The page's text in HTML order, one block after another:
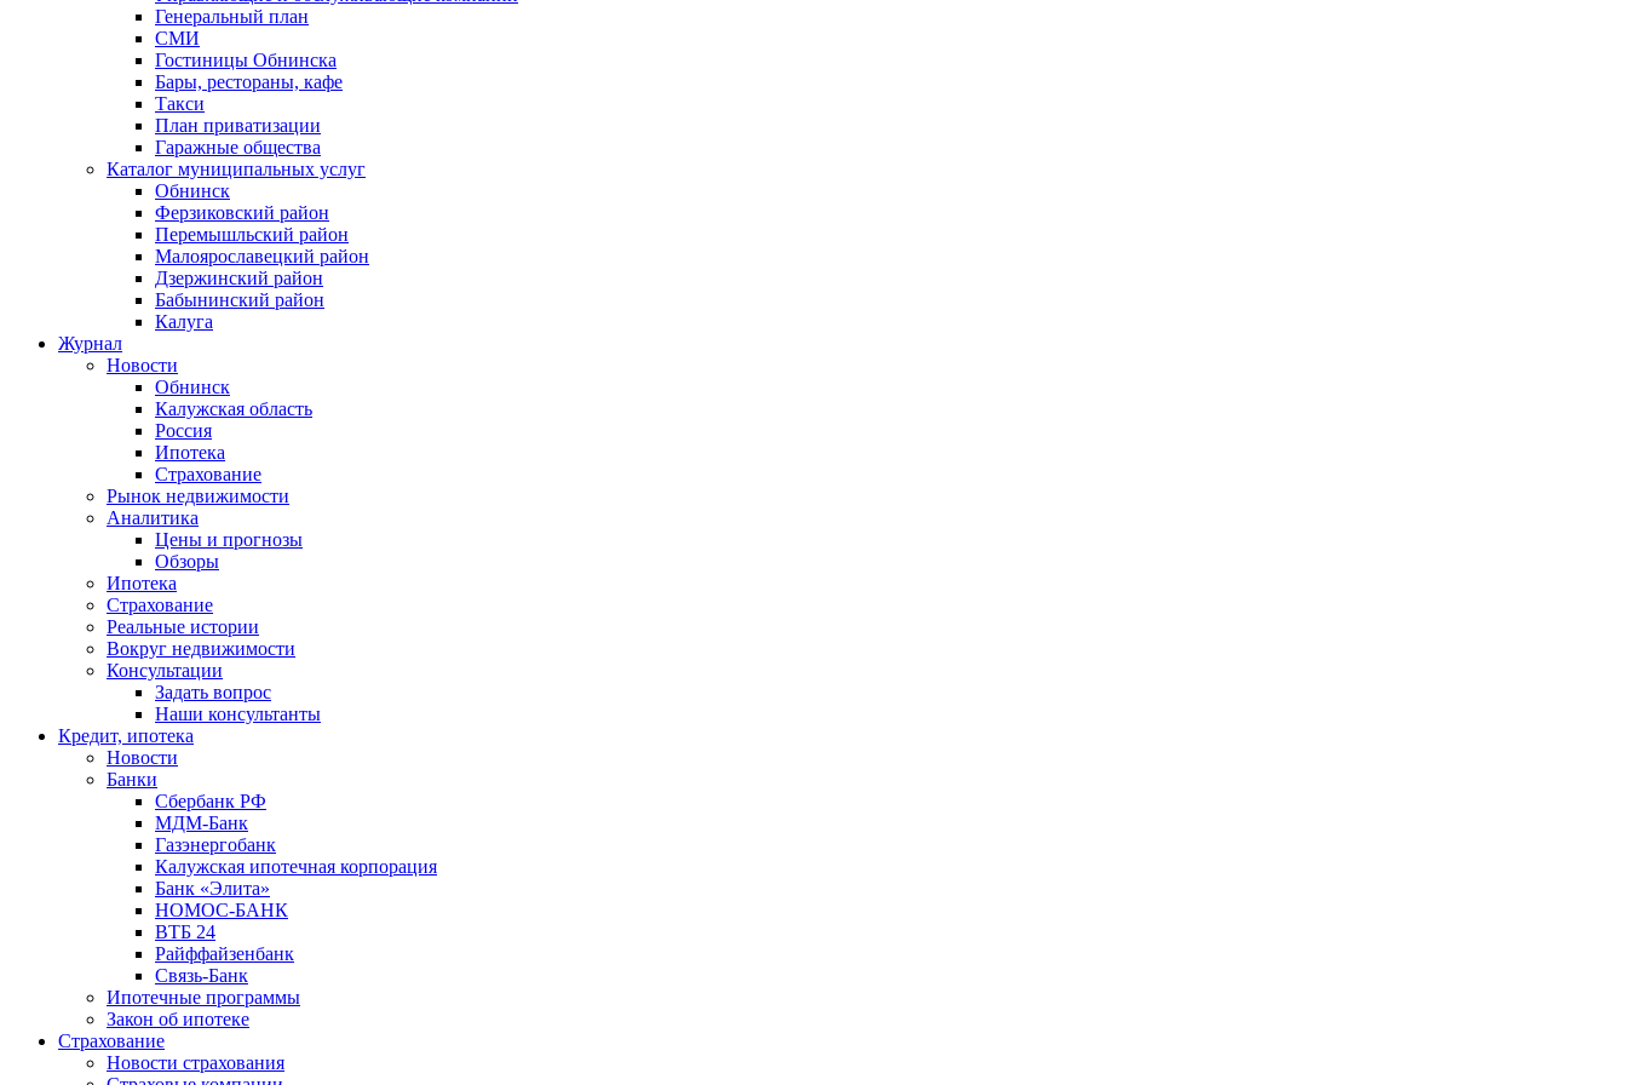
Генеральный план
СМИ
Гостиницы Обнинска
Бары, рестораны, кафе
Такси
План приватизации
Гаражные общества
Каталог муниципальных услуг
Обнинск
Ферзиковский район
Перемышльский район
Малоярославецкий район
Дзержинский район
Бабынинский район
Калуга
Журнал
Новости
Обнинск
Калужская область
Россия
Ипотека
Страхование
Рынок недвижимости
Аналитика
Цены и прогнозы
Обзоры
Ипотека
Страхование
Реальные истории
Вокруг недвижимости
Консультации
Задать вопрос
Наши консультанты
Кредит, ипотека
Новости
Банки
Сбербанк РФ
МДМ-Банк
Газэнергобанк
Калужская ипотечная корпорация
Банк «Элита»
НОМОС-БАНК
ВТБ 24
Райффайзенбанк
Связь-Банк
Ипотечные программы
Закон об ипотеке
Страхование
Новости страхования